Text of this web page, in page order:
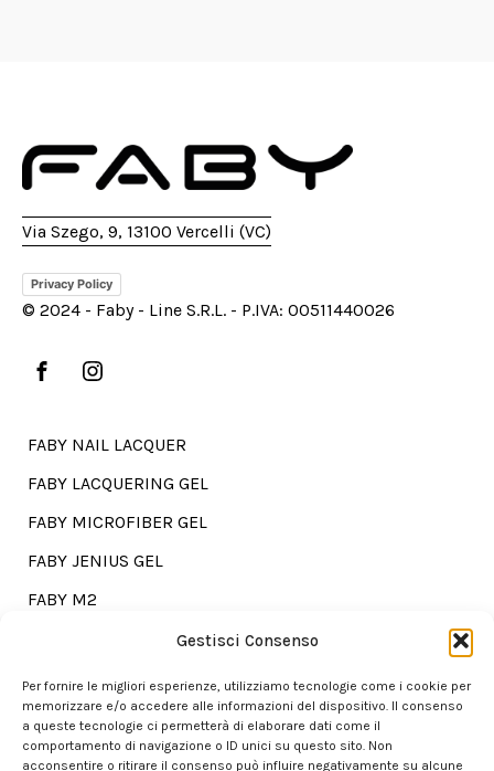
Gestisci Consenso
Per fornire le migliori esperienze, utilizziamo tecnologie come i cookie per
memorizzare e/o accedere alle informazioni del dispositivo. Il consenso
a queste tecnologie ci permetterà di elaborare dati come il
comportamento di navigazione o ID unici su questo sito. Non
acconsentire o ritirare il consenso può influire negativamente su alcune
Via Szego, 9, 13100 Vercelli (VC)
Privacy Policy
© 2024 - Faby - Line S.R.L. - P.IVA: 00511440026
FABY NAIL LACQUER
FABY LACQUERING GEL
FABY MICROFIBER GEL
FABY JENIUS GEL
FABY M2